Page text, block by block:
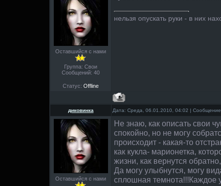
Оставшийся с нами
Группа: Свои
Сообщений: 40
Статус: Offline
нельзя опускать руки - в них
диковинка Дата: Среда, 06.01.2010, 04:02 |
Оставшийся с нами
Не знаю, как описать свои
спокойно, но не могу
происходит - какая-то
как кукла- марионетка,
жизни, как вернутся
Да могу улыбнутся, могу
сплошная темнота!!!Каждое